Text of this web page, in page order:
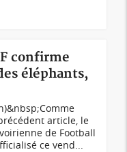
confirme
éléphants,
article, le
de Football
ce vend...